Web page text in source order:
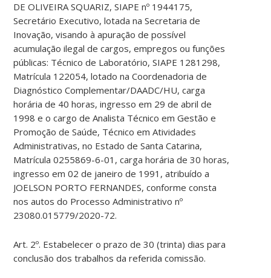
DE OLIVEIRA SQUARIZ, SIAPE nº 1944175,
Secretário Executivo, lotada na Secretaria de
Inovação, visando à apuração de possível
acumulação ilegal de cargos, empregos ou funções
públicas: Técnico de Laboratório, SIAPE 1281298,
Matrícula 122054, lotado na Coordenadoria de
Diagnóstico Complementar/DAADC/HU, carga
horária de 40 horas, ingresso em 29 de abril de
1998 e o cargo de Analista Técnico em Gestão e
Promoção de Saúde, Técnico em Atividades
Administrativas, no Estado de Santa Catarina,
Matrícula 0255869-6-01, carga horária de 30 horas,
ingresso em 02 de janeiro de 1991, atribuído a
JOELSON PORTO FERNANDES, conforme consta
nos autos do Processo Administrativo nº
23080.015779/2020-72.
Art. 2º. Estabelecer o prazo de 30 (trinta) dias para
conclusão dos trabalhos da referida comissão.